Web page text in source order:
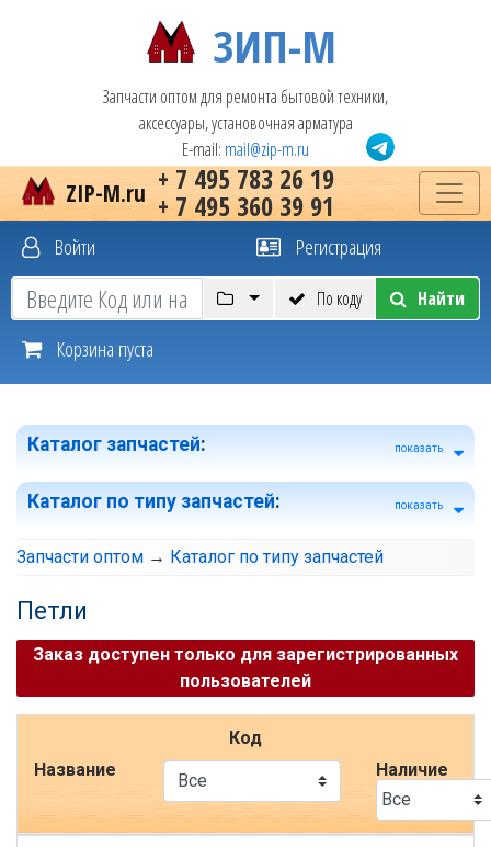
ЗИП-М
Запчасти оптом для ремонта бытовой техники,
аксессуары, установочная арматура
E-mail: mail@zip-m.ru
+ 7 495 783 26 19
+ 7 495 360 39 91
ZIP-M.ru
Войти Регистрация
По коду Найти
Корзина пуста
Каталог запчастей: показать
Каталог по типу запчастей: показать
Запчасти оптом → Каталог по типу запчастей
Петли
Заказ доступен только для зарегистрированных
пользователей
Код
Название
Наличие